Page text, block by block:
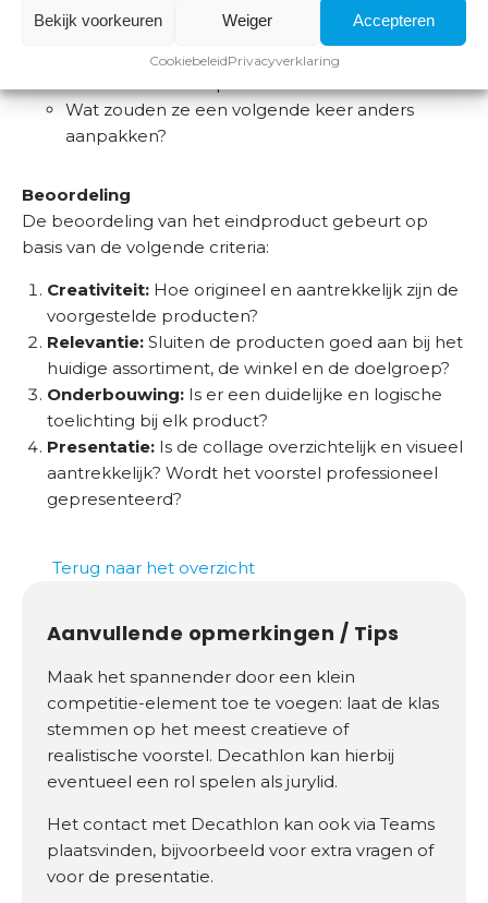
Accepteren
Weiger
Bekijk voorkeuren
CookiebeleidPrivacyverklaring
Wat vonden ze goed gaan?
Hoe hebben ze de wensen van de Decathlon
Wat zouden ze een volgende keer anders
aanpakken?
Beoordeling
De beoordeling van het eindproduct gebeurt op
basis van de volgende criteria:
Creativiteit:Hoe origineel en aantrekkelijk zijn de
voorgestelde producten?
Relevantie:Sluiten de producten goed aan bij het
huidige assortiment, de winkel en de doelgroep?
Onderbouwing:Is er een duidelijke en logische
toelichting bij elk product?
Presentatie:Is de collage overzichtelijk en visueel
aantrekkelijk? Wordt het voorstel professioneel
gepresenteerd?
Terug naar het overzicht
Aanvullende opmerkingen / Tips
Maak het spannender door een klein
competitie-element toe te voegen: laat de klas
stemmen op het meest creatieve of
realistische voorstel. Decathlon kan hierbij
eventueel een rol spelen als jurylid.
Het contact met Decathlon kan ook via Teams
plaatsvinden, bijvoorbeeld voor extra vragen of
voor de presentatie.